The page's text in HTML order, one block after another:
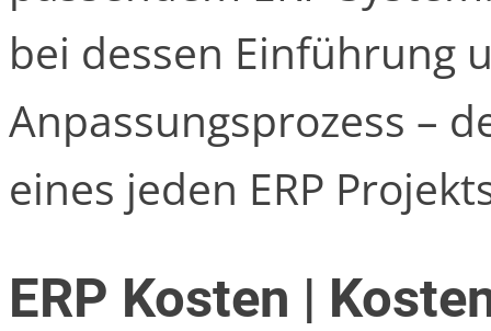
bei dessen Einführung
Anpassungsprozess –
eines jeden ERP
ERP Kosten |